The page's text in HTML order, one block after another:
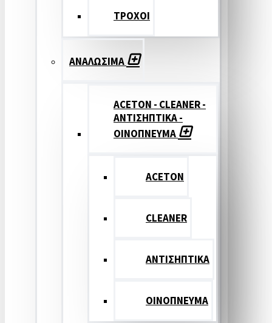
ΤΡΟΧΟΙ
ΑΝΑΛΩΣΙΜΑ
ACETON - CLEANER -
ΑΝΤΙΣΗΠΤΙΚΑ -
ΟΙΝΟΠΝΕΥΜΑ
ACETON
CLEANER
ΑΝΤΙΣΗΠΤΙΚΑ
ΟΙΝΟΠΝΕΥΜΑ